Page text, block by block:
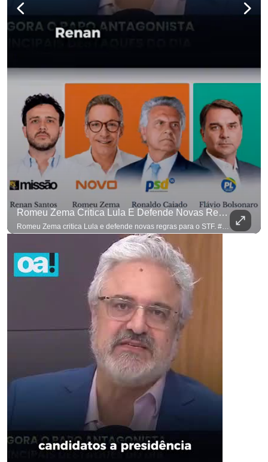
Romeu Zema Critica Lula E Defende Novas Regras Para O STF. #OAntagonista